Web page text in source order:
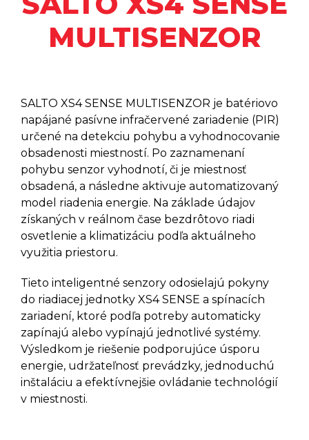
Šetriče Energie SALTO XS4
SENSOR
Šetriče Energie SALTO ENERGY
Samoobslužné Automaty SALTO
KIOSK
Elektronické Kľúče - SALTO
NOSIČE
Mobilná Technológia SALTO
JUSTIN
Softvérový Program SALTO
SPACE
SALTO KS
SALTO HOMELOK
DANALOCK
Elektronické Zámky DANALOCK
V3
Elektronické Zámky DANAPAD
V3
MULTISENZOR
SALTO XS4 SENSE MULTISENZOR je batériovo
napájané pasívne infračervené zariadenie (PIR)
určené na detekciu pohybu a vyhodnocovanie
obsadenosti miestností. Po zaznamenaní
pohybu senzor vyhodnotí, či je miestnosť
obsadená, a následne aktivuje automatizovaný
model riadenia energie. Na základe údajov
získaných v reálnom čase bezdrôtovo riadi
osvetlenie a klimatizáciu podľa aktuálneho
využitia priestoru.
Tieto inteligentné senzory odosielajú pokyny
do riadiacej jednotky XS4 SENSE a spínacích
zariadení, ktoré podľa potreby automaticky
zapínajú alebo vypínajú jednotlivé systémy.
Výsledkom je riešenie podporujúce úsporu
energie, udržateľnosť prevádzky, jednoduchú
inštaláciu a efektívnejšie ovládanie technológií
v miestnosti.